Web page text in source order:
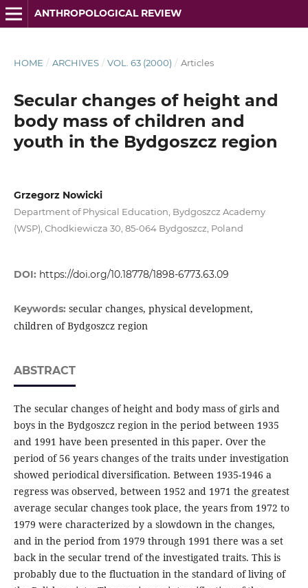
ANTHROPOLOGICAL REVIEW
HOME / ARCHIVES / VOL. 63 (2000) / Articles
Secular changes of height and
body mass of children and
youth in the Bydgoszcz region
Grzegorz Nowicki
Department of Physical Education, Bydgoszcz Academy
(WSP), Chodkiewicza 30, 85-064 Bydgoszcz, Poland
DOI: https://doi.org/10.18778/1898-6773.63.09
Keywords: secular changes, physical development,
children of Bydgoszcz region
ABSTRACT
The secular changes of height and body mass of girls and
boys in the Bydgoszcz region in the period between 1935
and 1991 have been presented in this paper. Over the
period of 56 years changes of the traits under investigation
showed periodical diversification. Between 1935-1946 a
regress was observed, between 1952 and 1971 the greatest
average secular changes took place, the years from 1972 to
1979 were characterized by a slowdown in the changes,
and in the period from 1979 through 1991 there was a set
back in the secular trend of the investigated traits. This is
probably due to the fluctuation in the standard of living of